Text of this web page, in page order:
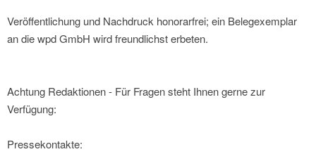
Veröffentlichung und Nachdruck honorarfrei; ein Belegexemplar
an die wpd GmbH wird freundlichst erbeten.
Achtung Redaktionen - Für Fragen steht Ihnen gerne zur
Verfügung:
Pressekontakte: